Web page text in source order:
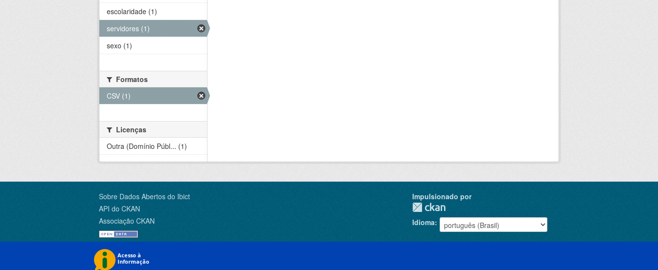
escolaridade (1)
servidores (1)
sexo (1)
Formatos
CSV (1)
Licenças
Outra (Domínio Públ... (1)
Sobre Dados Abertos do Ibict
API do CKAN
Associação CKAN
Impulsionado por
Idioma